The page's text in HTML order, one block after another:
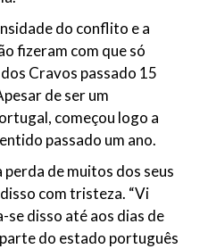
do conflito e a
fizeram com que só
Cravos passado 15
de ser um
começou logo a
passado um ano.
de muitos dos seus
com tristeza. “Vi
se disso até aos dias de
do estado português